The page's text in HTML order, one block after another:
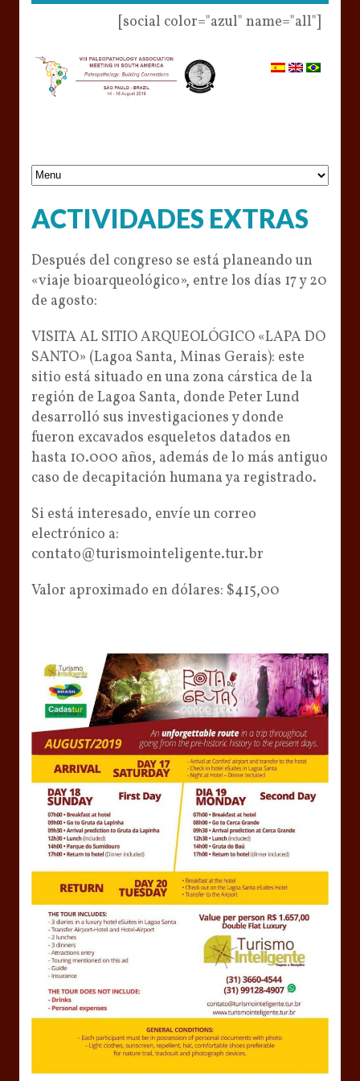
[social color="azul" name="all"]
ACTIVIDADES EXTRAS
Después del congreso se está planeando un
«viaje bioarqueológico», entre los días 17 y 20
de agosto:
VISITA AL SITIO ARQUEOLÓGICO «LAPA DO
SANTO» (Lagoa Santa, Minas Gerais): este
sitio está situado en una zona cárstica de la
región de Lagoa Santa, donde Peter Lund
desarrolló sus investigaciones y donde
fueron excavados esqueletos datados en
hasta 10.000 años, además de lo más antiguo
caso de decapitación humana ya registrado.
Si está interesado, envíe un correo
electrónico a:
contato@turismointeligente.tur.br
Valor aproximado en dólares: $415,00